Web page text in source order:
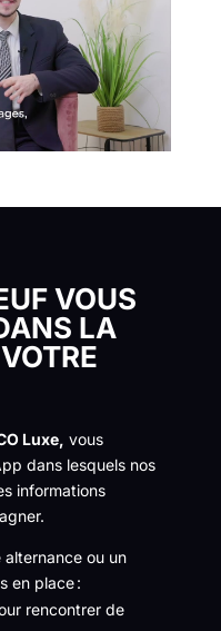
VOUS
LA
Luxe, vous
dans lesquels nos
informations
ou un
en place :
rencontrer de